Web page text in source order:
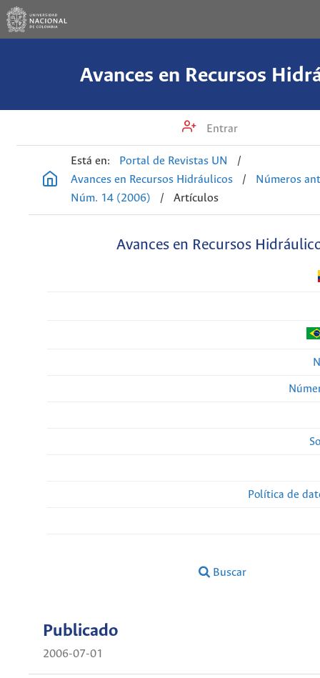
Avances en Recursos
Entrar
Está en: Portal de Revistas UN
/
Avances en Recursos Hidráulicos
/
Números
Núm. 14 (2006)
/ Artículos
Avances en Recursos
Política de
Buscar
Publicado
2006-07-01